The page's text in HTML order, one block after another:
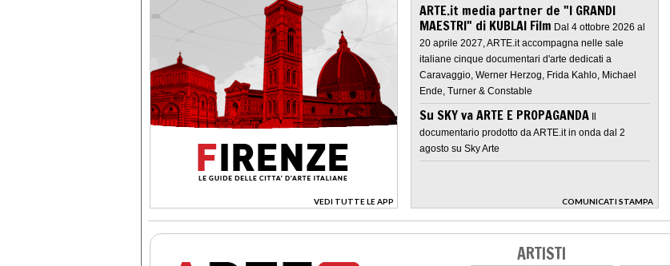
VEDI TUTTE LE APP
>
ARTE.it media partner de "I GRANDI
MAESTRI" di KUBLAI Film Dal 4 ottobre 2026 al
20 aprile 2027, ARTE.it accompagna nelle sale
italiane cinque documentari d'arte dedicati a
Caravaggio, Werner Herzog, Frida Kahlo, Michael
Ende, Turner & Constable
Su SKY va ARTE E PROPAGANDA Il
documentario prodotto da ARTE.it in onda dal 2
agosto su Sky Arte
COMUNICATI STAMPA
>
ARTISTI